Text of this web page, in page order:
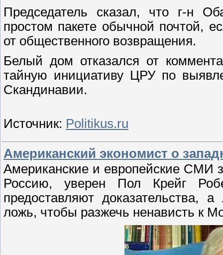
Председатель сказал, что г-н
простом пакете обычной почтой,
от общественного возвращения.
Белый дом отказался от
тайную инициативу ЦРУ по
Скандинавии.
Источник: Politikus.ru
Американский экономист о
Американские и европейские СМИ
Россию, уверен Пол Крейг
предоставляют доказательства,
ложь, чтобы разжечь ненависть к